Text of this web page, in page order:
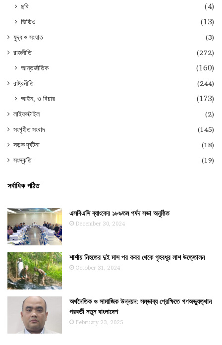
ছবি
(4)
ভিডিও
(13)
যুদ্ধ ও সংঘাত
(3)
রাজনীতি
(272)
আন্তর্জাতিক (160)
রাষ্ট্রনীতি (244)
আইন, ও বিচার (173)
লাইফস্টাইল
(2)
সংগৃহীত সংবাদ
(145)
সড়ক দূর্ঘটনা
(18)
সংস্কৃতি
(19)
সর্বাধিক পঠিত
এসবিএসি ব্যাংকের ১৮৯তম পর্ষদ সভা অনুষ্ঠিত
December 30, 2024
শার্শায় নিহতের দুই মাস পর কবর থেকে গৃহবধূর লাশ উত্তোলন
October 31, 2024
অর্থনৈতিক ও সামাজিক উন্নয়ন: সম্ভাব্য প্রেক্ষিতে গণঅভ্যুত্থান
পরবর্তী নতুন বাংলাদেশ
February 23, 2025